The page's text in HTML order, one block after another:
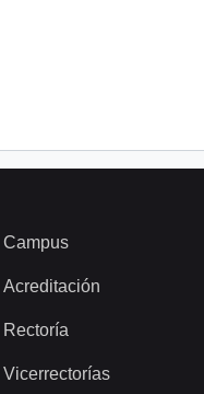
Campus
Acreditación
Rectoría
Vicerrectorías